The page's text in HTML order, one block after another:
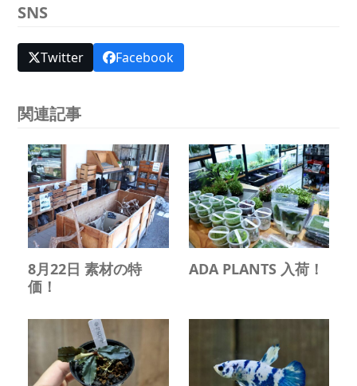
SNS
Twitter Facebook
関連記事
8月22日 素材の特
価！
ADA PLANTS 入荷！